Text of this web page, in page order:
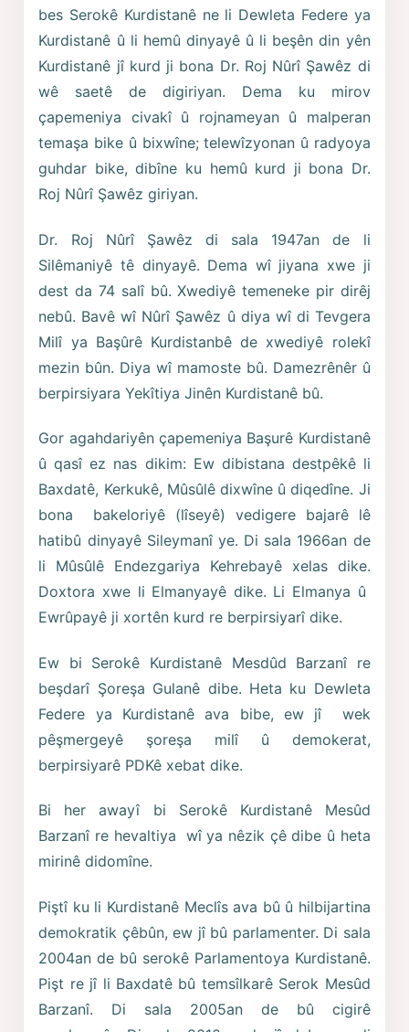
bes Serokê Kurdistanê ne li Dewleta Federe ya
Kurdistanê û li hemû dinyayê û li beşên din yên
Kurdistanê jî kurd ji bona Dr. Roj Nûrî Şawêz di
wê saetê de digiriyan. Dema ku mirov
çapemeniya civakî û rojnameyan û malperan
temaşa bike û bixwîne; telewîzyonan û radyoya
guhdar bike, dibîne ku hemû kurd ji bona Dr.
Roj Nûrî Şawêz giriyan.
Dr. Roj Nûrî Şawêz di sala 1947an de li
Silêmaniyê tê dinyayê. Dema wî jiyana xwe ji
dest da 74 salî bû. Xwediyê temeneke pir dirêj
nebû. Bavê wî Nûrî Şawêz û diya wî di Tevgera
Milî ya Başûrê Kurdistanbê de xwediyê rolekî
mezin bûn. Diya wî mamoste bû. Damezrênêr û
berpirsiyara Yekîtiya Jinên Kurdistanê bû.
Gor agahdariyên çapemeniya Başurê Kurdistanê
û qasî ez nas dikim: Ew dibistana destpêkê li
Baxdatê, Kerkukê, Mûsûlê dixwîne û diqedîne. Ji
bona bakeloriyê (lîseyê) vedigere bajarê lê
hatibû dinyayê Sileymanî ye. Di sala 1966an de
li Mûsûlê Endezgariya Kehrebayê xelas dike.
Doxtora xwe li Elmanyayê dike. Li Elmanya û
Ewrûpayê ji xortên kurd re berpirsiyarî dike.
Ew bi Serokê Kurdistanê Mesdûd Barzanî re
beşdarî Şoreşa Gulanê dibe. Heta ku Dewleta
Federe ya Kurdistanê ava bibe, ew jî wek
pêşmergeyê şoreşa milî û demokerat,
berpirsiyarê PDKê xebat dike.
Bi her awayî bi Serokê Kurdistanê Mesûd
Barzanî re hevaltiya wî ya nêzik çê dibe û heta
mirinê didomîne.
Piştî ku li Kurdistanê Meclîs ava bû û hilbijartina
demokratik çêbûn, ew jî bû parlamenter. Di sala
2004an de bû serokê Parlamentoya Kurdistanê.
Pişt re jî li Baxdatê bû temsîlkarê Serok Mesûd
Barzanî. Di sala 2005an de bû cigirê